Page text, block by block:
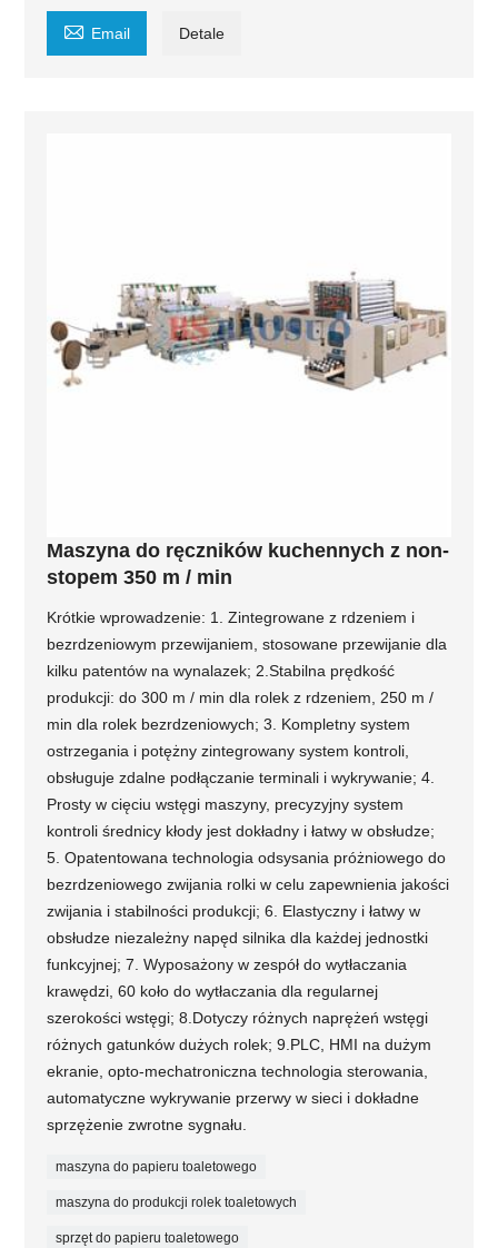
 Email Detale
Maszyna do ręczników kuchennych z non-
stopem 350 m / min
Krótkie wprowadzenie: 1. Zintegrowane z rdzeniem i
bezrdzeniowym przewijaniem, stosowane przewijanie dla
kilku patentów na wynalazek; 2.Stabilna prędkość
produkcji: do 300 m / min dla rolek z rdzeniem, 250 m /
min dla rolek bezrdzeniowych; 3. Kompletny system
ostrzegania i potężny zintegrowany system kontroli,
obsługuje zdalne podłączanie terminali i wykrywanie; 4.
Prosty w cięciu wstęgi maszyny, precyzyjny system
kontroli średnicy kłody jest dokładny i łatwy w obsłudze;
5. Opatentowana technologia odsysania próżniowego do
bezrdzeniowego zwijania rolki w celu zapewnienia jakości
zwijania i stabilności produkcji; 6. Elastyczny i łatwy w
obsłudze niezależny napęd silnika dla każdej jednostki
funkcyjnej; 7. Wyposażony w zespół do wytłaczania
krawędzi, 60 koło do wytłaczania dla regularnej
szerokości wstęgi; 8.Dotyczy różnych naprężeń wstęgi
różnych gatunków dużych rolek; 9.PLC, HMI na dużym
ekranie, opto-mechatroniczna technologia sterowania,
automatyczne wykrywanie przerwy w sieci i dokładne
sprzężenie zwrotne sygnału.
maszyna do papieru toaletowego
maszyna do produkcji rolek toaletowych
sprzęt do papieru toaletowego